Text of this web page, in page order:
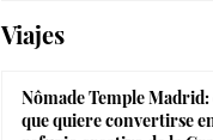
Viajes
Nômade Temple Madrid:
que quiere convertirse